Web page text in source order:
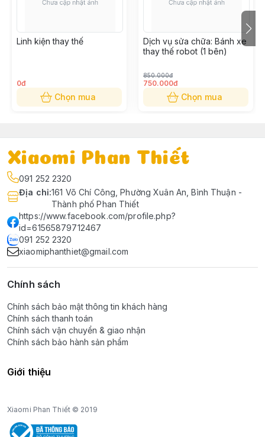
Linh kiện thay thế
0đ
Chọn mua
Dịch vụ sửa chữa: Bánh xe
thay thế robot (1 bên)
850.000đ
750.000đ
Chọn mua
Xiaomi Phan Thiết
091 252 2320
Địa chỉ:161 Võ Chí Công, Phường Xuân An, Bình Thuận -
Thành phố Phan Thiết
https://www.facebook.com/profile.php?
id=61565879712467
091 252 2320
xiaomiphanthiet@gmail.com
Chính sách
Chính sách bảo mật thông tin khách hàng
Chính sách thanh toán
Chính sách vận chuyển & giao nhận
Chính sách bảo hành sản phẩm
Giới thiệu
Xiaomi Phan Thiết © 2019